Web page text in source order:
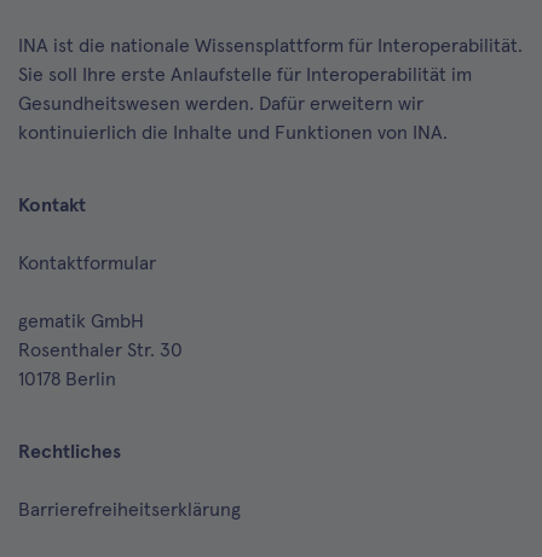
INA ist die nationale Wissensplattform für Interoperabilität.
Sie soll Ihre erste Anlaufstelle für Interoperabilität im
Gesundheitswesen werden. Dafür erweitern wir
kontinuierlich die Inhalte und Funktionen von INA.
Kontakt
Kontaktformular
gematik GmbH
Rosenthaler Str. 30
10178 Berlin
Rechtliches
Barrierefreiheitserklärung